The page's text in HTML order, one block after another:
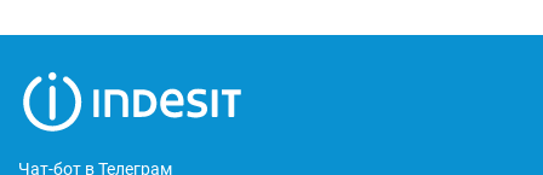
Чат-бот в Телеграм